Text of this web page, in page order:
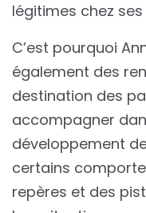
légitimes chez
C’est pourquoi
également des
destination des
accompagner
développement
certains
repères et des